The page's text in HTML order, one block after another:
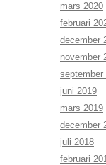
mars 2020
februari
december
november
september
juni 2019
mars 2019
december
juli 2018
februari